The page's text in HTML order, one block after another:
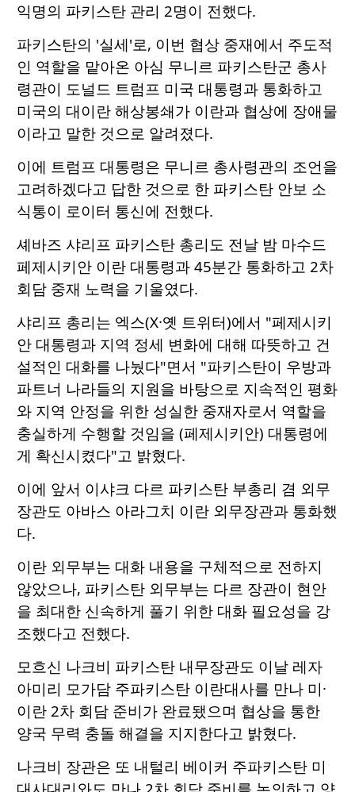
익명의 파키스탄 관리 2명이 전했다.
파키스탄의 '실세'로, 이번 협상 중재에서 주도적
인 역할을 맡아온 아심 무니르 파키스탄군 총사
령관이 도널드 트럼프 미국 대통령과 통화하고
미국의 대이란 해상봉쇄가 이란과 협상에 장애물
이라고 말한 것으로 알려졌다.
이에 트럼프 대통령은 무니르 총사령관의 조언을
고려하겠다고 답한 것으로 한 파키스탄 안보 소
식통이 로이터 통신에 전했다.
셰바즈 샤리프 파키스탄 총리도 전날 밤 마수드
페제시키안 이란 대통령과 45분간 통화하고 2차
회담 중재 노력을 기울였다.
샤리프 총리는 엑스(X·옛 트위터)에서 "페제시키
안 대통령과 지역 정세 변화에 대해 따뜻하고 건
설적인 대화를 나눴다"면서 "파키스탄이 우방과
파트너 나라들의 지원을 바탕으로 지속적인 평화
와 지역 안정을 위한 성실한 중재자로서 역할을
충실하게 수행할 것임을 (페제시키안) 대통령에
게 확신시켰다"고 밝혔다.
이에 앞서 이샤크 다르 파키스탄 부총리 겸 외무
장관도 아바스 아라그치 이란 외무장관과 통화했
다.
이란 외무부는 대화 내용을 구체적으로 전하지
않았으나, 파키스탄 외무부는 다르 장관이 현안
을 최대한 신속하게 풀기 위한 대화 필요성을 강
조했다고 전했다.
모흐신 나크비 파키스탄 내무장관도 이날 레자
아미리 모가담 주파키스탄 이란대사를 만나 미·
이란 2차 회담 준비가 완료됐으며 협상을 통한
양국 무력 충돌 해결을 지지한다고 밝혔다.
나크비 장관은 또 내털리 베이커 주파키스탄 미